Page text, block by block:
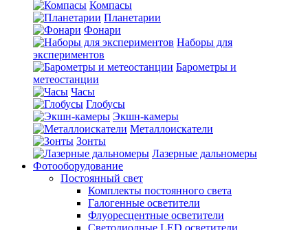
Компасы
Планетарии
Фонари
Наборы для
экспериментов
Барометры и
метеостанции
Часы
Глобусы
Экшн-камеры
Металлоискатели
Зонты
Лазерные дальномеры
Фотооборудование
Постоянный свет
Комплекты постоянного света
Галогенные осветители
Флуоресцентные осветители
Светодиодные LED осветители